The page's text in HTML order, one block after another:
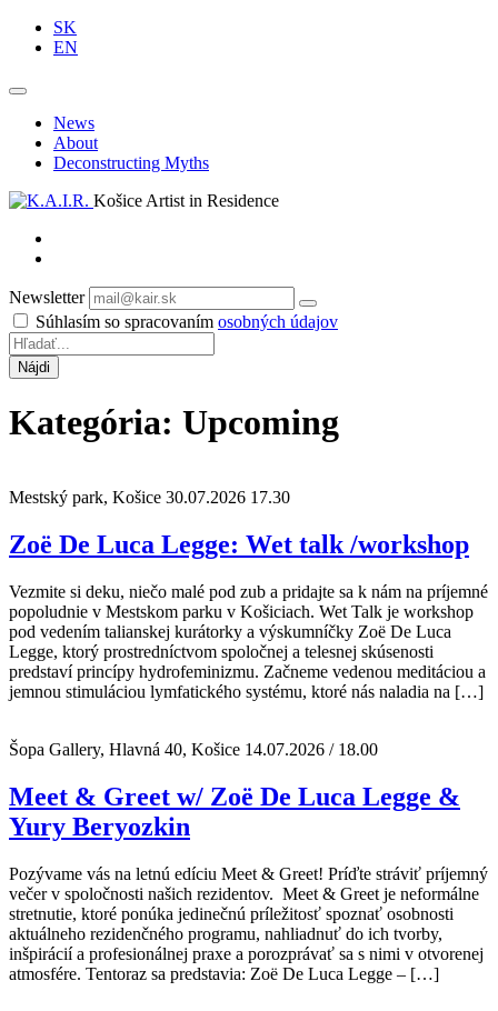
SK
EN
News
About
Deconstructing Myths
Košice Artist in Residence
Newsletter
Odoberať
Súhlasím so spracovaním osobných údajov
Kategória: Upcoming
Mestský park, Košice 30.07.2026 17.30
Zoë De Luca Legge: Wet talk /workshop
Vezmite si deku, niečo malé pod zub a pridajte sa k nám na príjemné
popoludnie v Mestskom parku v Košiciach. Wet Talk je workshop
pod vedením talianskej kurátorky a výskumníčky Zoë De Luca
Legge, ktorý prostredníctvom spoločnej a telesnej skúsenosti
predstaví princípy hydrofeminizmu. Začneme vedenou meditáciou a
jemnou stimuláciou lymfatického systému, ktoré nás naladia na […]
Šopa Gallery, Hlavná 40, Košice 14.07.2026 / 18.00
Meet & Greet w/ Zoë De Luca Legge &
Yury Beryozkin
Pozývame vás na letnú edíciu Meet & Greet! Príďte stráviť príjemný
večer v spoločnosti našich rezidentov. Meet & Greet je neformálne
stretnutie, ktoré ponúka jedinečnú príležitosť spoznať osobnosti
aktuálneho rezidenčného programu, nahliadnuť do ich tvorby,
inšpirácií a profesionálnej praxe a porozprávať sa s nimi v otvorenej
atmosfére. Tentoraz sa predstavia: Zoë De Luca Legge – […]